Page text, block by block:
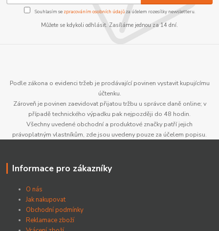
Souhlasím se zpracováním osobních údajůza účelem rozesílky newsletteru.
Můžete se kdykoli odhlásit. Zasíláme jednou za 14 dní.
Podle zákona o evidenci tržeb je prodávající povinen vystavit kupujícímu
účtenku.
Zároveň je povinen zaevidovat přijatou tržbu u správce daně online; v
případě technického výpadku pak nejpozději do 48 hodin.
Všechny uvedené obchodní a produktové značky patří jejich
právoplatným vlastníkům, zde jsou uvedeny pouze za účelem popisu.
Informace pro zákazníky
O nás
Jak nakupovat
Obchodní podmínky
Reklamace zboží